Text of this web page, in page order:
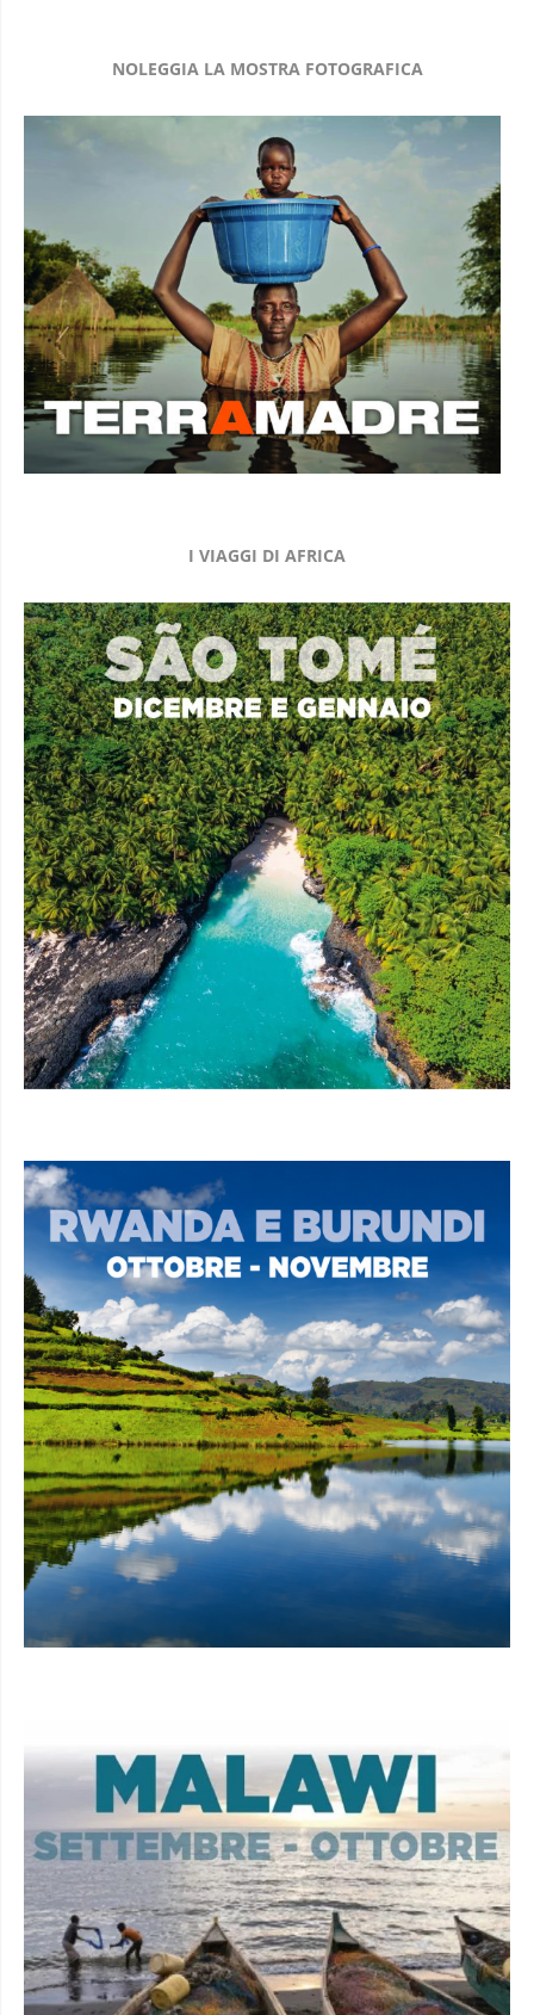
NOLEGGIA LA MOSTRA FOTOGRAFICA
I VIAGGI DI AFRICA